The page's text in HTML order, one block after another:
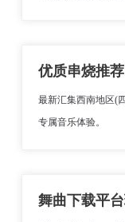
优质串烧推
最新汇集西南地区(
专属音乐体验。
舞曲下载平